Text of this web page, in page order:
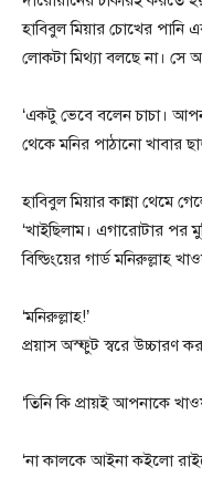
হাবিবুল মিয়ার চোখের
লোকটা মিথ্যা বলছে না। সে
‘একটু ভেবে বলেন চাচা।
থেকে মনির পাঠানো খাবার
হাবিবুল মিয়ার কান্না থেমে
‘খাইছিলাম। এগারোটার পর
বিল্ডিংয়ের গার্ড মনিরুল্লাহ
‘মনিরুল্লাহ!’
প্র‍য়াস অস্ফুট স্বরে
‘তিনি কি প্রায়ই আপনাকে
‘না কালকে আইনা কইলো